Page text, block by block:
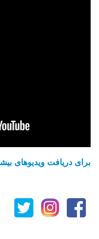
برای دریافت ویدیوهای